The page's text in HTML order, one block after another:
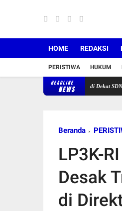
HOME REDAKSI
PERISTIWA HUKUM
HEADLINE
NEWS
Buru Pelaku Curanmor di Dekat SDN
Beranda
LP3K-
Desak
di